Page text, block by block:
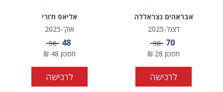
אבּראהים נצראללה
דצמ'-2025
מחיר מבצע
70 מחיר
98
חסכון 28
₪
לרכישה
אליאס ח‘ורי
אוק'-2025
מחיר מבצע
48 מחיר
96
חסכון 48
₪
לרכישה